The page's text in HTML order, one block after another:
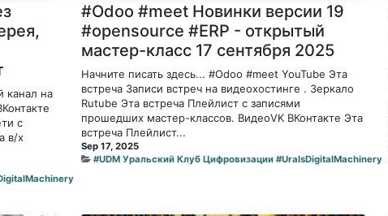
канал на
с
в/х
#Odoo #meet Новинки версии 19
#opensource #ERP - открытый
мастер-класс 17 сентября 2025
Начните писать здесь... #Odoo #meet YouTube Эта
встреча Записи встреч на видеохостинге . Зеркало
Rutube Эта встреча Плейлист с записями
прошедших мастер-классов. ВидеоVK ВКонтакте Эта
встреча Плейлист...
Sep 17, 2025
#UDM Уральский Клуб Цифровизации #UralsDigitalMachinery